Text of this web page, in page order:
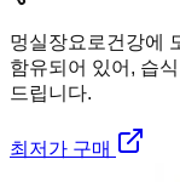
멍실장요로건강에
함유되어 있어, 습
드립니다.
최저가 구매